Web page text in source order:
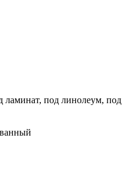
ламинат, под линолеум, под